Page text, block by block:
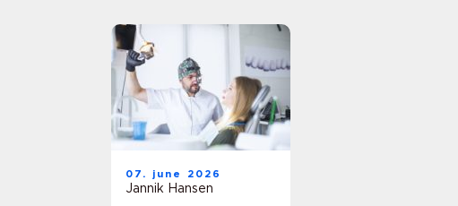
07. june 2026
Jannik Hansen